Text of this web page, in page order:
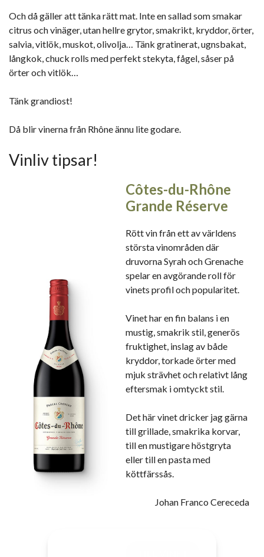
Och då gäller att tänka rätt mat. Inte en sallad som smakar
citrus och vinäger, utan hellre grytor, smakrikt, kryddor, örter,
salvia, vitlök, muskot, olivolja… Tänk gratinerat, ugnsbakat,
långkok, chuck rolls med perfekt stekyta, fågel, såser på
örter och vitlök…
Tänk grandiost!
Då blir vinerna från Rhône ännu lite godare.
Vinliv tipsar!
Côtes-du-Rhône
Grande Réserve
Rött vin från ett av världens
största vinområden där
druvorna Syrah och Grenache
spelar en avgörande roll för
vinets profil och popularitet.
Vinet har en fin balans i en
mustig, smakrik stil, generös
fruktighet, inslag av både
kryddor, torkade örter med
mjuk strävhet och relativt lång
eftersmak i omtyckt stil.
Det här vinet dricker jag gärna
till grillade, smakrika korvar,
till en mustigare höstgryta
eller till en pasta med
köttfärssås.
Johan Franco Cereceda